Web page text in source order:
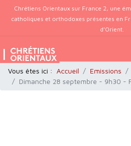
Chrétiens Orientaux sur France 2, une
catholiques et orthodoxes présentes en
d’Orient.
Vous êtes ici : Accueil Emissions
Dimanche 28 septembre - 9h30 -